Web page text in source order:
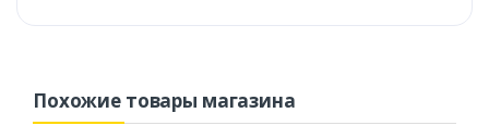
Похожие товары магазина